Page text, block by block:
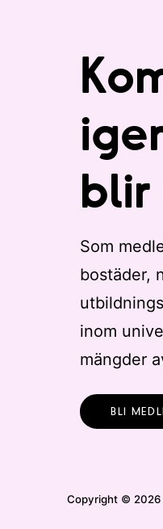
blir
Som
bostäder,
inom
mängder
BLI
Copyright © 2026